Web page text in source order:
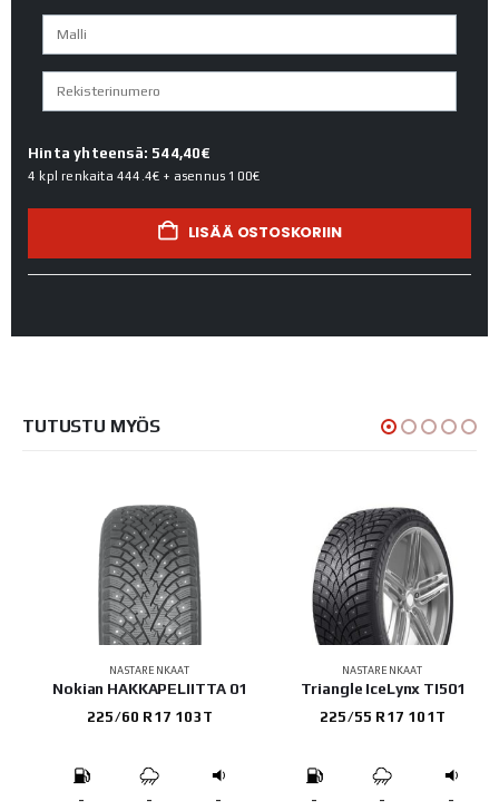
Hinta yhteensä: 544,40€
4 kpl renkaita 444.4€ + asennus 100€
LISÄÄ OSTOSKORIIN
TUTUSTU MYÖS
NASTARENKAAT
Nokian HAKKAPELIITTA 01
225/60 R17 103T
- - -
NASTARENKAAT
Triangle IceLynx TI501
225/55 R17 101T
- - -